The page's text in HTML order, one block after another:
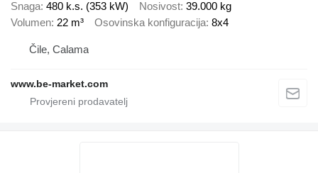
Snaga 480 k.s. (353 kW) Nosivost 39.000 kg
Volumen 22 m³ Osovinska konfiguracija 8x4
Čile, Calama
www.be-market.com